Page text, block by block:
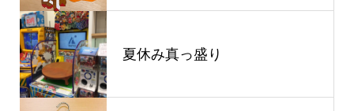
夏休み真っ盛り